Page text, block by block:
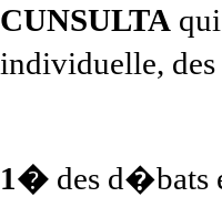
CUNSULTA
individuelle,
1� des d�bats